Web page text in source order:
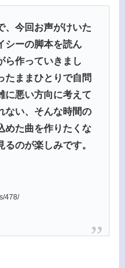
、今回お声がけいた
シーの脚本を読ん
ら作っていきまし
たままひとりで自問
に悪い方向に考えて
ない、そんな時間の
めた曲を作りたくな
のが楽しみです。
478/